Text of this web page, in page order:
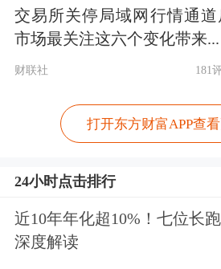
司的股票配比分别为
环比各提升2个、7个基
向市场。人身险公司和
金额为2.07万亿元，较
元。一季度末，险资配
交易所关停局域网行情通道
市场最关注这六个变化带来...
财联社 181
打开东方财富APP查
24小时点击排行
近10年年化超10%！七位长
深度解读